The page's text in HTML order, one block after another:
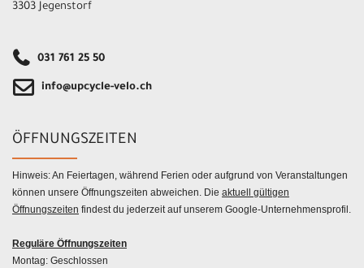
3303 Jegenstorf
031 761 25 50
info@upcycle-velo.ch
ÖFFNUNGSZEITEN
Hinweis: An Feiertagen, während Ferien oder aufgrund von Veranstaltungen
können unsere Öffnungszeiten abweichen. Die aktuell gültigen
Öffnungszeiten findest du jederzeit auf unserem Google-Unternehmensprofil.
Reguläre Öffnungszeiten
Montag: Geschlossen